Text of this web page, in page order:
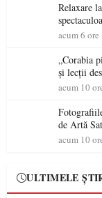
Relaxare
ideale
acum 6 ore
„Corabia
și lecții
acum 10
de Artă
acum 10
ULTIMELE